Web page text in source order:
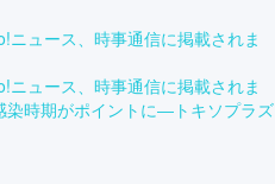
ュース、時事通信に掲載されま
ュース、時事通信に掲載されま
染時期がポイントに―トキソプラズ